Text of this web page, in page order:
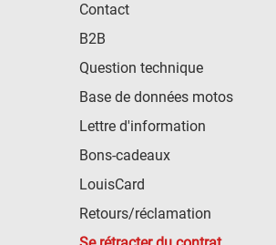
Contact
B2B
Question technique
Base de données motos
Lettre d'information
Bons-cadeaux
LouisCard
Retours/réclamation